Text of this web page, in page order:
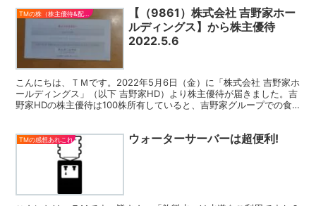
【（9861）株式会社 吉野家ホー
ルディングス】から株主優待
2022.5.6
こんにちは、ＴＭです。2022年5月6日（金）に「株式会社 吉野家ホ
ールディングス」（以下 吉野家HD）より株主優待が届きました。吉
野家HDの株主優待は100株所有していると、吉野家グループでの食
TMの感想あれこれ ウォーターサーバーは超便利!